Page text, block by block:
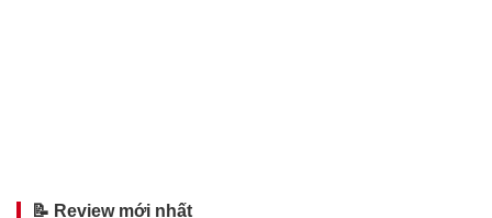
📝 Review mới nhất